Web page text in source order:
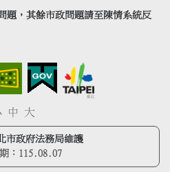
題，其餘市政問題請至陳情系統反
中 大
市政府法務局維護
： 115.08.07